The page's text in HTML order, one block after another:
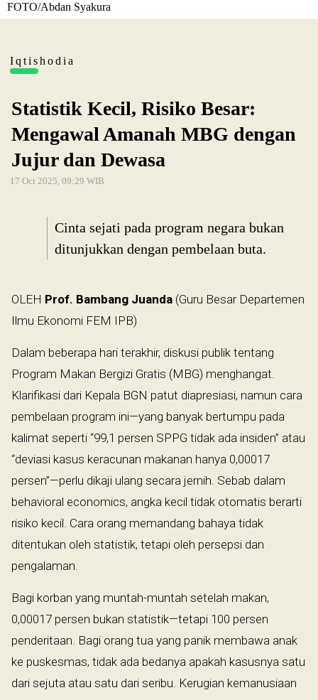
FOTO/Abdan Syakura
Iqtishodia
Statistik Kecil, Risiko Besar:
Mengawal Amanah MBG dengan
Jujur dan Dewasa
17 Oct 2025, 09:29 WIB
Cinta sejati pada program negara bukan
ditunjukkan dengan pembelaan buta.
OLEH Prof. Bambang Juanda (Guru Besar Departemen
Ilmu Ekonomi FEM IPB)
Dalam beberapa hari terakhir, diskusi publik tentang
Program Makan Bergizi Gratis (MBG) menghangat.
Klarifikasi dari Kepala BGN patut diapresiasi, namun cara
pembelaan program ini—yang banyak bertumpu pada
kalimat seperti “99,1 persen SPPG tidak ada insiden” atau
“deviasi kasus keracunan makanan hanya 0,00017
persen”—perlu dikaji ulang secara jernih. Sebab dalam
behavioral economics, angka kecil tidak otomatis berarti
risiko kecil. Cara orang memandang bahaya tidak
ditentukan oleh statistik, tetapi oleh persepsi dan
pengalaman.
Bagi korban yang muntah-muntah setelah makan,
0,00017 persen bukan statistik—tetapi 100 persen
penderitaan. Bagi orang tua yang panik membawa anak
ke puskesmas, tidak ada bedanya apakah kasusnya satu
dari sejuta atau satu dari seribu. Kerugian kemanusiaan